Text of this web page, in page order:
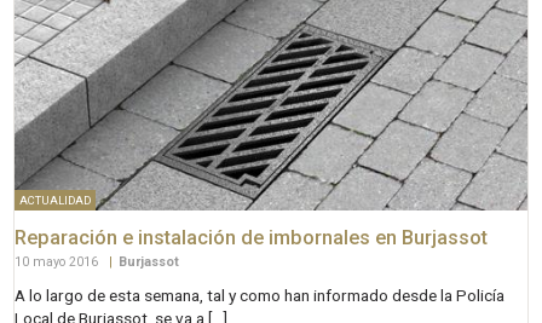
ACTUALIDAD
Reparación e instalación de imbornales en Burjassot
10 mayo 2016 Burjassot
A lo largo de esta semana, tal y como han informado desde la Policía
Local de Burjassot, se va a […]